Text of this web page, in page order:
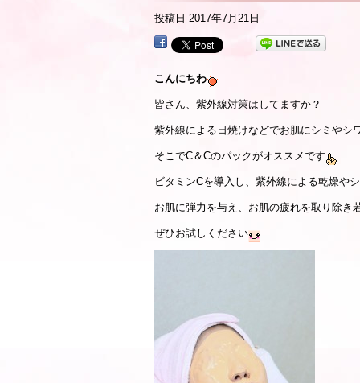
投稿日 2017年7月21日
こんにちわ
皆さん、紫外線対策はしてますか？
紫外線による日焼けなどでお肌にシミやシ
そこでC＆Cのパックがオススメです
ビタミンCを導入し、紫外線による乾燥や
お肌に弾力を与え、お肌の疲れを取り除き
ぜひお試しください